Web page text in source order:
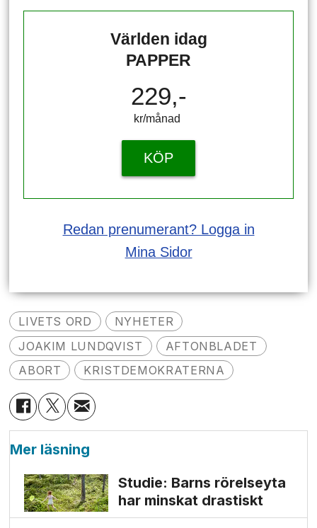
Världen idag
PAPPER
229,-
kr/månad ​​​​​​
KÖP
Redan prenumerant? Logga in
Mina Sidor
LIVETS ORD
NYHETER
JOAKIM LUNDQVIST
AFTONBLADET
ABORT
KRISTDEMOKRATERNA
Mer läsning
Studie: Barns rörelseyta
har minskat drastiskt